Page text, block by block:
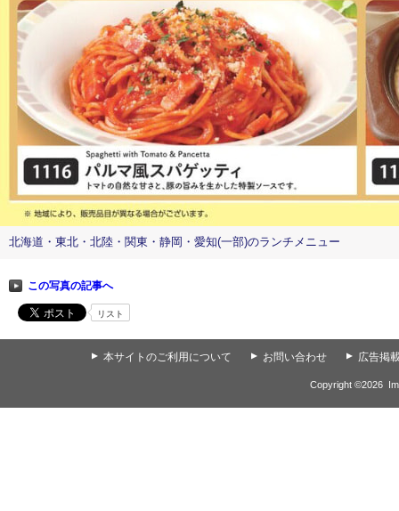
北海道・東北・北陸・関東・静岡・愛知(一部)のランチメニュー
この写真の記事へ
リスト
▲ 本サイトのご利用について ▲ お問い合わせ ▲ 広告掲
Copyright ©2026